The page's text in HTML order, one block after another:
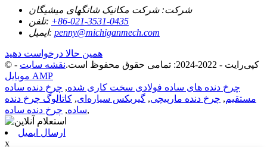
شرکت: شرکت مکانیک شانگهای میشیگان
تلفن: ‎+86-021-3531-0435‎
ایمیل: penny@michiganmech.com
همین حالا درخواست دهید
© کپی‌رایت - 2022-2024: تمامی حقوق محفوظ است.
نقشه سایت -
موبایل AMP
چرخ دنده های ساده فولادی سخت کاری شده, چرخ دنده ساده
مستقیم, چرخ دنده مارپیچی, گیربکس سیاره‌ای, کاتالوگ چرخ دنده
ساده, چرخ دنده ساده ,
ارسال ایمیل
x